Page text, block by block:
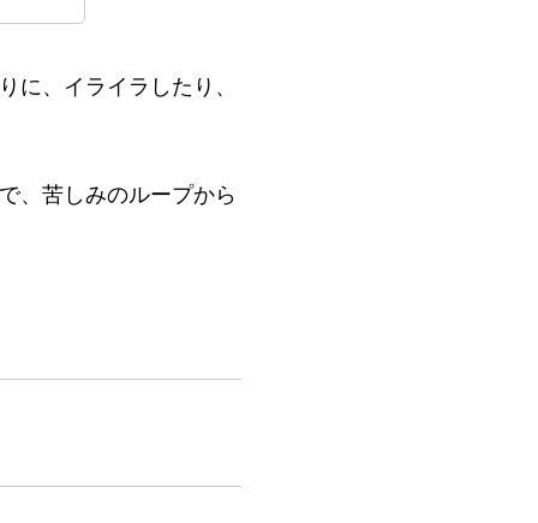
に、イライラしたり、
、苦しみのループから